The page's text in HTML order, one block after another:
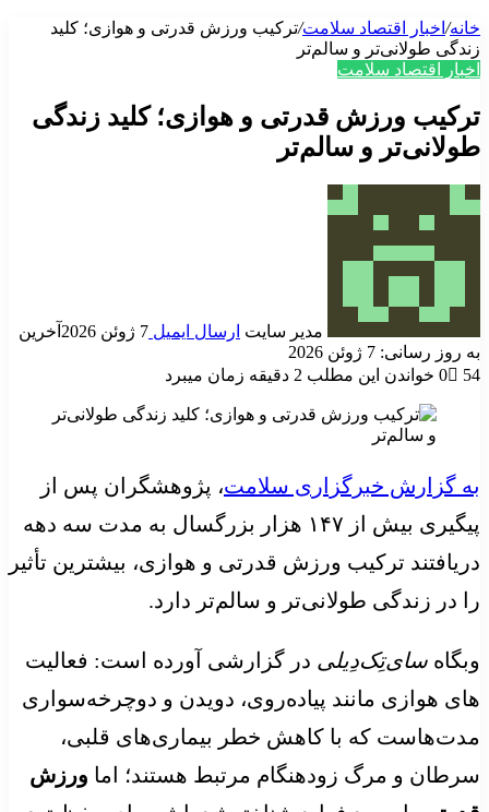
خانه/ اخبار اقتصاد سلامت/ترکیب ورزش قدرتی و هوازی؛ کلید
زندگی طولانی‌تر و سالم‌تر
اخبار اقتصاد سلامت
ترکیب ورزش قدرتی و هوازی؛ کلید زندگی
طولانی‌تر و سالم‌تر
مدیر سایت ارسال ایمیل 7 ژوئن 2026
آخرین
به روز رسانی: 7 ژوئن 2026
0
54 خواندن این مطلب 2 دقیقه زمان میبرد
به گزارش خبرگزاری سلامت، پژوهشگران پس از
پیگیری بیش از ۱۴۷ هزار بزرگسال به مدت سه دهه
دریافتند ترکیب ورزش قدرتی و هوازی، بیشترین تأثیر
را در زندگی طولانی‌تر و سالم‌تر دارد.
وبگاه سای‌تِک‌دِیلی در گزارشی آورده است: فعالیت
های هوازی مانند پیاده‌روی، دویدن و دوچرخه‌سواری
مدت‌هاست که با کاهش خطر بیماری‌های قلبی،
سرطان و مرگ زودهنگام مرتبط هستند؛ اما ورزش